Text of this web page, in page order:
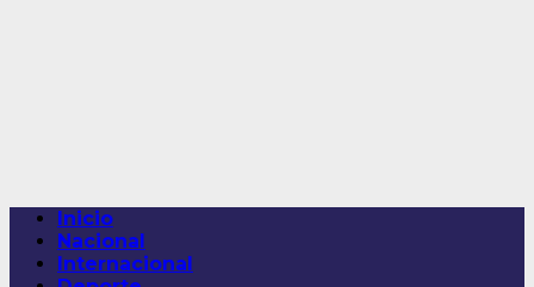
Menú
principal
Inicio
Nacional
Internacional